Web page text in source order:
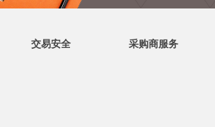
交易安全 采购商服务